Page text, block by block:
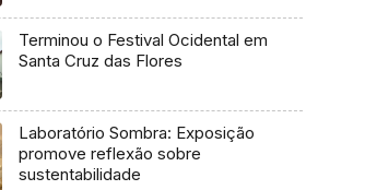
Terminou o Festival Ocidental em
Santa Cruz das Flores
Laboratório Sombra: Exposição
promove reflexão sobre
sustentabilidade